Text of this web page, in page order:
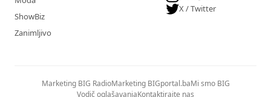
ShowBiz
Zanimljivo
X / Twitter
Marketing BIG RadioMarketing BIGportal.baMi smo BIG
Vodič oglašavanjaKontaktirajte nas